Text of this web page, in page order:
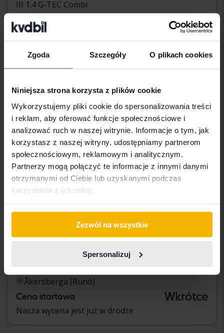
Zgoda Szczegóły O plikach cookies
Niniejsza strona korzysta z plików cookie
Wykorzystujemy pliki cookie do spersonalizowania treści
i reklam, aby oferować funkcje społecznościowe i
analizować ruch w naszej witrynie. Informacje o tym, jak
korzystasz z naszej witryny, udostępniamy partnerom
społecznościowym, reklamowym i analitycznym.
Partnerzy mogą połączyć te informacje z innymi danymi
otrzymanymi od Ciebie lub uzyskanymi podczas
korzystania z ich usług.
Zezwól na wszystkie
Spersonalizuj
III 1.4 G-TEC Combi
2016
77 210 km
Benzyna/metan
Kungälv (Ellesbo)
Nasza wycena jest już w drodze
G-TEC 1.5 TSI Combi
Åkersberga (Runö)
Cena startowa Wkrótce
Nasza wycena jest już w drodze